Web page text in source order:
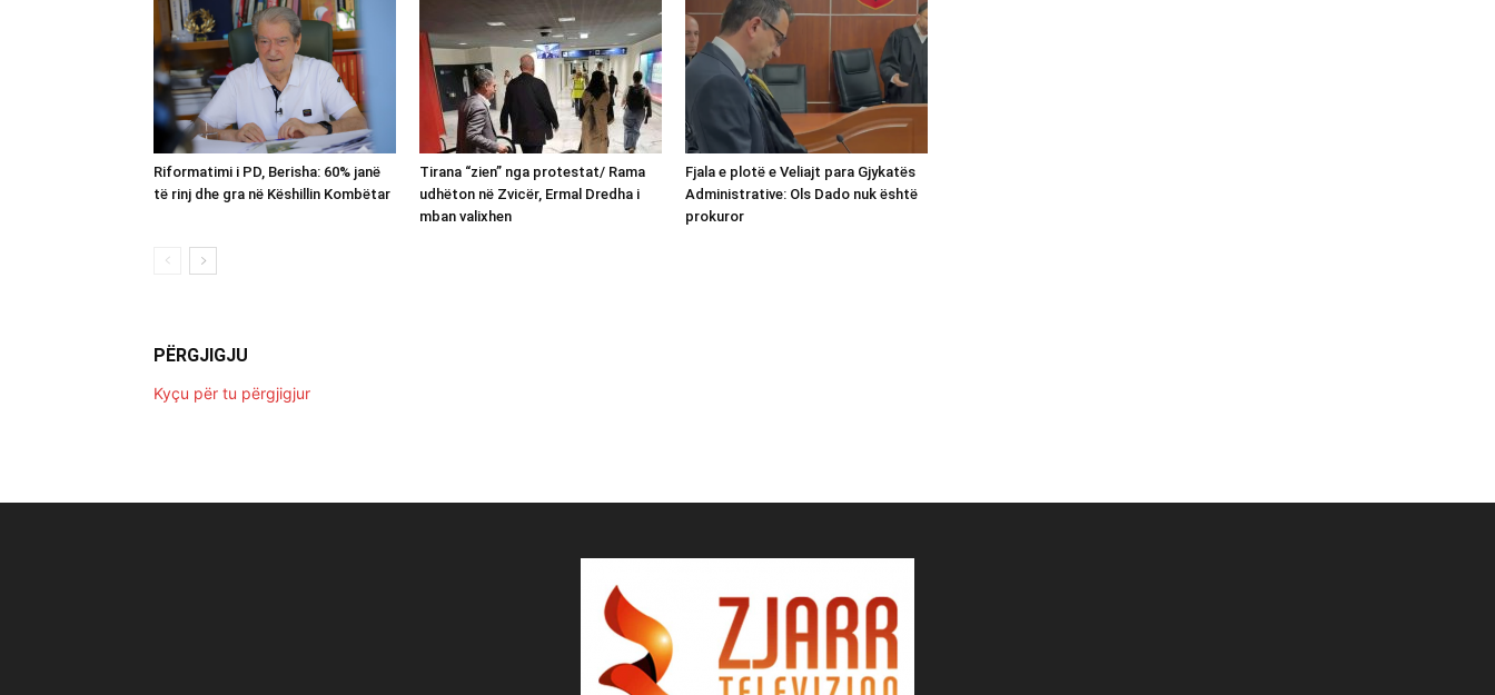
Riformatimi i PD, Berisha: 60% janë
të rinj dhe gra në Këshillin Kombëtar
Tirana “zien” nga protestat/ Rama
udhëton në Zvicër, Ermal Dredha i
mban valixhen
Fjala e plotë e Veliajt para Gjykatës
Administrative: Ols Dado nuk është
prokuror
PËRGJIGJU
Kyçu për tu përgjigjur